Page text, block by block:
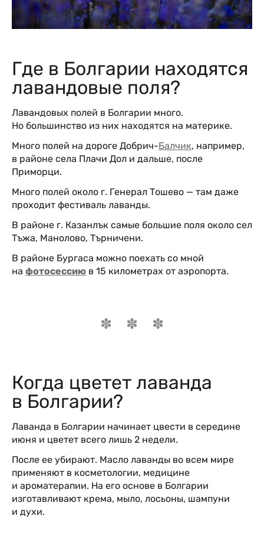
Где в Болгарии находятся
лавандовые поля?
Лавандовых полей в Болгарии много.
Но большинство из них находятся на материке.
Много полей на дороге Добрич-Балчик, например,
в районе села Плачи Дол и дальше, после
Приморци.
Много полей около г. Генерал Тошево — там даже
проходит фестиваль лаванды.
В районе г. Казанлък самые большие поля около сел
Тъжа, Манолово, Търничени.
В районе Бургаса можно поехать со мной
на фотосессию в 15 километрах от аэропорта.
Когда цветет лаванда
в Болгарии?
Лаванда в Болгарии начинает цвести в середине
июня и цветет всего лишь 2 недели.
После ее убирают. Масло лаванды во всем мире
применяют в косметологии, медицине
и ароматерапии. На его основе в Болгарии
изготавливают крема, мыло, лосьоны, шампуни
и духи.